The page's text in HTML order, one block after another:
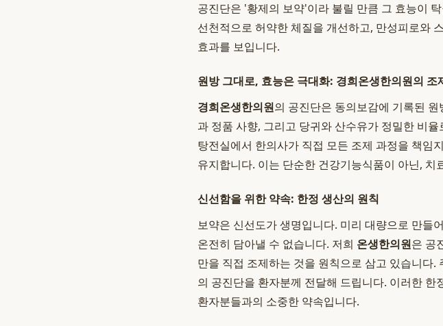
공진단은 '황제의 보약'이라 불릴 만큼 그 효능이
선천적으로 허약한 체질을 개선하고, 만성피로와
효과를 보입니다.
원방 그대로, 효능은 극대화: 경희온생한의원의 조
경희온생한의원의 공진단은 동의보감에 기록된
과 정품 사향, 그리고 당귀와 산수유가 정밀한 비
탕전실에서 한의사가 직접 모든 조제 과정을 책임
유지합니다. 이는 단순한 건강기능식품이 아닌, 치
신선함을 위한 약속: 한정 생산의 원칙
보약은 신선도가 생명입니다. 미리 대량으로 만들
온전히 담아낼 수 없습니다. 저희 온생한의원은 공
만을 직접 조제하는 것을 원칙으로 삼고 있습니다
의 공진단을 환자분께 전달해 드립니다. 이러한
환자분들과의 소중한 약속입니다.